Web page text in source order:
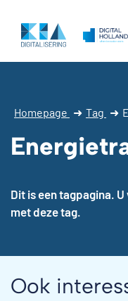
Homepage ➜ Tag ➜
Dit is een tagpagina.
met deze tag.
Ook